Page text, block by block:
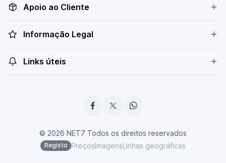
Apoio ao Cliente
Informação Legal
Links úteis
© 2026 NET7 Todos os direitos reservados
Registo PreçosImagensLinhas geográficas